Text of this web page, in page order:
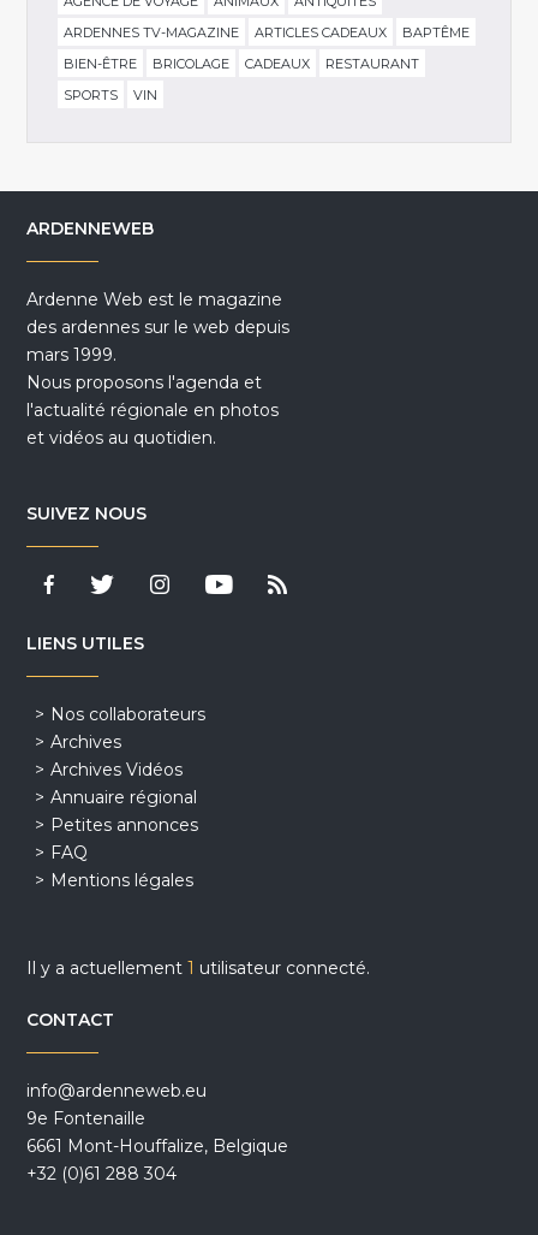
ARDENNES TV-MAGAZINE
ARTICLES CADEAUX
BAPTÊME
BIEN-ÊTRE
BRICOLAGE CADEAUX
RESTAURANT
SPORTS
VIN
ARDENNEWEB
Ardenne Web est le magazine
des ardennes sur le web depuis
mars 1999.
Nous proposons l'agenda et
l'actualité régionale en photos
et vidéos au quotidien.
SUIVEZ NOUS
LIENS UTILES
Nos collaborateurs
Archives
Archives Vidéos
Annuaire régional
Petites annonces
FAQ
Mentions légales
Il y a actuellement1 utilisateur connecté.
CONTACT
info@ardenneweb.eu
9e Fontenaille
6661 Mont-Houffalize, Belgique
+32 (0)61 288 304